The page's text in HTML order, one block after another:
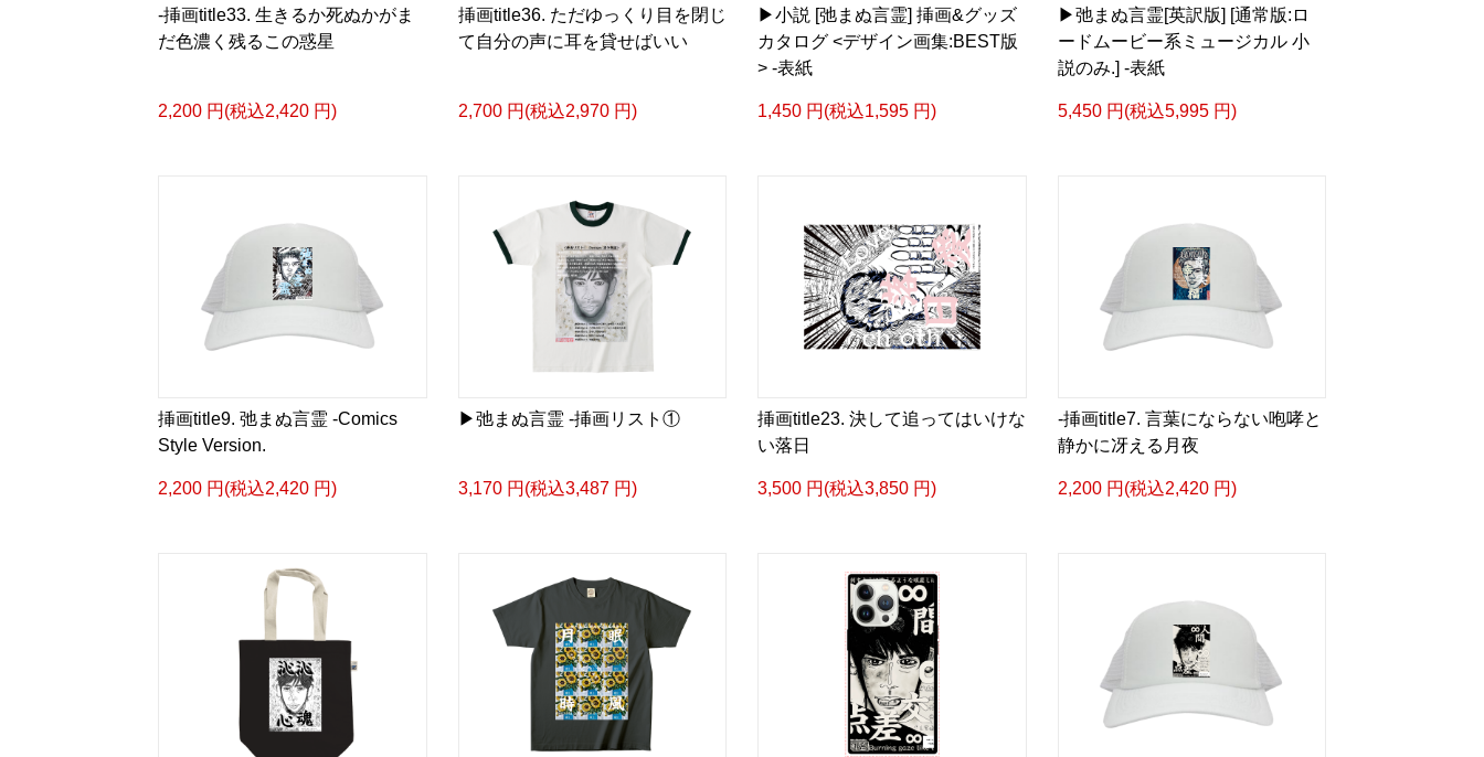
小説 [弛まぬ言霊] <挿画:スケッチ&塗り絵ver.>
-挿画デザイン画集&グッズカタログ-
凛々風 猛-リリカゼタケル
<デザイン画集&グッズカタログ>
＿＿＿＿＿＿＿＿＿＿＿＿＿＿＿＿＿＿＿＿＿＿
小説 [刺すように燃えるような眼差しは] -Version1.
挿画&グッズカタログ <デザイン画集:BEST版>
＜著者:挿画作成＞ 凛々風 猛 -リリカゼタケル
小説 [刺すように燃えるような眼差しは] -Version2.
挿画&グッズカタログ <デザイン画集:BEST版>
＜著者:絵本/挿画作成＞ 凛々風 猛 -リリカゼタケル
▶︎小説 [刺すように燃えるような眼差しは]
-Comics Style Version.
挿画&グッズカタログ <デザイン画集:BEST版>
＜著者/絵本:挿画作成＞ 凛々風 猛 -リリカゼタケル
日本語版: https://amzn.asia/d/gPVyU1t
-挿画title33. 生きるか死ぬかがま
だ色濃く残るこの惑星
2,200 円(税込2,420 円)
挿画title36. ただゆっくり目を閉じ
て自分の声に耳を貸せばいい
2,700 円(税込2,970 円)
▶︎小説 [弛まぬ言霊] 挿画&グッズ
カタログ <デザイン画集:BEST版
> -表紙
1,450 円(税込1,595 円)
▶︎弛まぬ言霊[英訳版] [通常版:ロ
ードムービー系ミュージカル 小
説のみ.] -表紙
5,450 円(税込5,995 円)
挿画title9. 弛まぬ言霊 -Comics
Style Version.
2,200 円(税込2,420 円)
▶︎弛まぬ言霊 -挿画リスト①
3,170 円(税込3,487 円)
挿画title23. 決して追ってはいけな
い落日
3,500 円(税込3,850 円)
-挿画title7. 言葉にならない咆哮と
静かに冴える月夜
2,200 円(税込2,420 円)